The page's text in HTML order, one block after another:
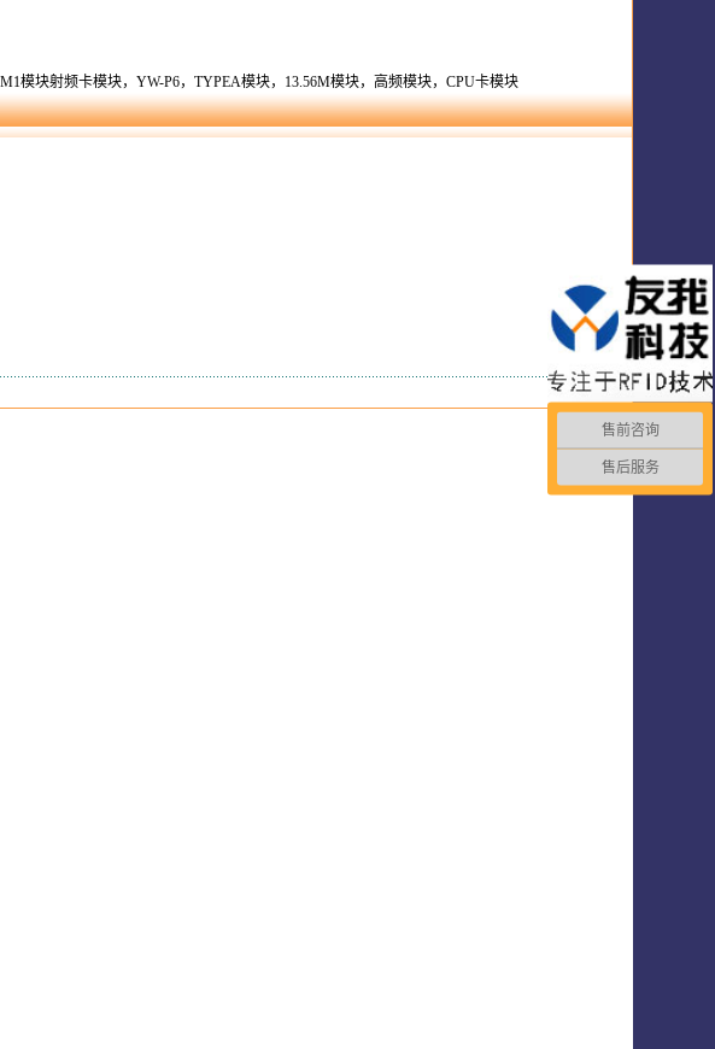
模块射频卡模块，YW-P6，TYPEA模块，13.56M模块，高频模块，CPU卡模块
售前咨询
售后服务